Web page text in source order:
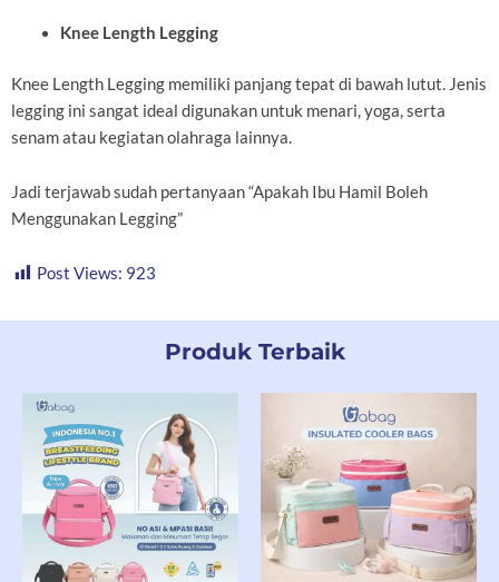
Knee Length Legging
Knee Length Legging memiliki panjang tepat di bawah lutut. Jenis
legging ini sangat ideal digunakan untuk menari, yoga, serta
senam atau kegiatan olahraga lainnya.
Jadi terjawab sudah pertanyaan “Apakah Ibu Hamil Boleh
Menggunakan Legging”
Post Views: 923
Produk Terbaik